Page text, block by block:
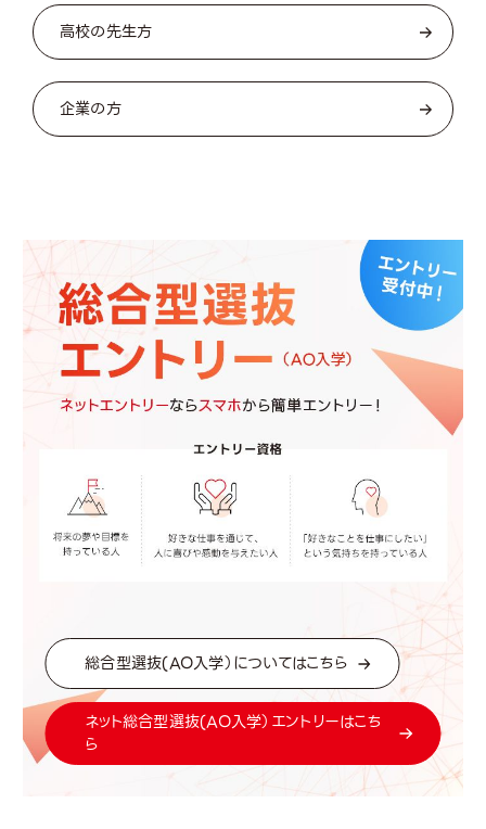
高校の先生方
企業の方
総合型選抜(AO入学）についてはこちら
ネット総合型選抜(AO入学）エントリーはこち
ら